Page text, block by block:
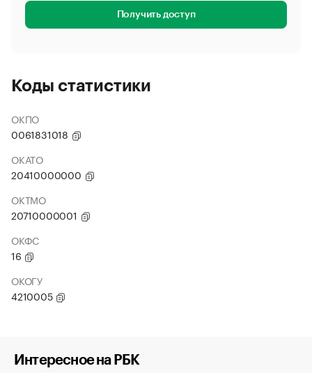
Получить доступ
Коды статистики
ОКПО
0061831018
ОКАТО
20410000000
ОКТМО
20710000001
ОКФС
16
ОКОГУ
4210005
Интересное на РБК